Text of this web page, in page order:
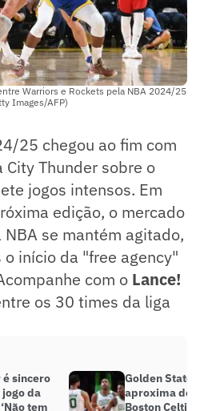
Warriors e Rockets pela NBA 2024/25
Images/AFP)
25 chegou ao fim com
Thunder sobre o
jogos intensos. Em
edição, o mercado
se mantém agitado,
início da "free agency"
com o Lance!
os 30 times da liga
sincero
da
tem
Golden State
aproxima de
Boston Celtics